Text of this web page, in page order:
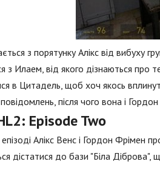
з порятунку Алікс від вибуху
з Илаем, від якого дізнаються про
в Цитадель, щоб хоч якось
після чого вона і Гордон
Episode Two
Алікс Венс і Гордон
дістатися до бази "Біла